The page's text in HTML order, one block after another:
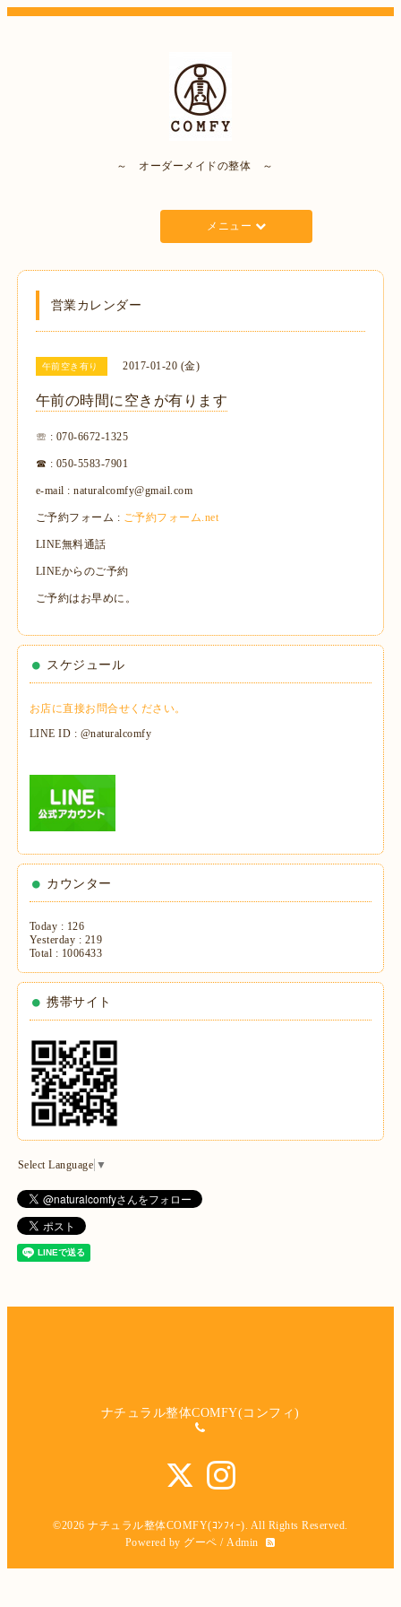
～ オーダーメイドの整体 ～
メニュー
営業カレンダー
午前空き有り 2017-01-20 (金)
午前の時間に空きが有ります
☏ : 070-6672-1325
☎ : 050-5583-7901
e-mail : naturalcomfy@gmail.com
ご予約フォーム : ご予約フォーム.net
LINE無料通話
LINEからのご予約
ご予約はお早めに。
スケジュール
お店に直接お問合せください。
LINE ID : @naturalcomfy
カウンター
Today : 126
Yesterday : 219
Total : 1006433
携帯サイト
Select Language ▼
ナチュラル整体COMFY(コンフィ)
©2026ナチュラル整体COMFY(ｺﾝﾌｨｰ) . All Rights Reserved.
Powered by グーペ / Admin